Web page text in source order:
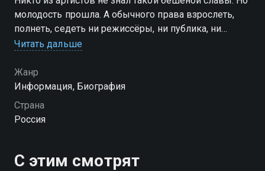
молодость прошла. А обычного права взрослеть,
полнеть, седеть ни режиссёры, ни публика, ни
женщины ему не оставили. Кем был на самом деле
Бровкина?
Читать дальше
Жанр
Информация, Биография
Страна
Россия
С этим смотрят